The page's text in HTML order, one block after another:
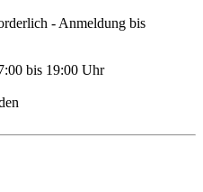
- Anmeldung bis
bis 19:00 Uhr